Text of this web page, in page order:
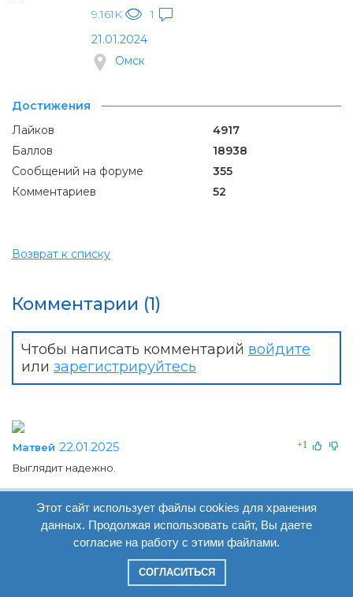
9.161K
1
21.01.2024
Омск
Достижения
Лайков
4917
Баллов
18938
Сообщений на форуме
355
Комментариев
52
Возврат к списку
Комментарии (1)
Чтобы написать комментарий войдите
или зарегистрируйтесь
+1
Матвей 22.01.2025
Выглядит надежно.
Новое на форуме
Крючки в подарок от фирмы «Owner».
Этот сайт использует файлы cookies для хранения
данных. Продолжая использовать сайт, Вы даете
согласие на работу с этими файлами.
СОГЛАСИТЬСЯ